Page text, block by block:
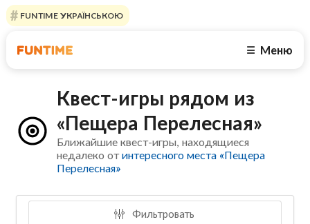
FUNTIME УКРАЇНСЬКОЮ
☰ Меню
Квест-игры рядом из
«Пещера Перелесная»
Ближайшие квест-игры, находящиеся
недалеко отинтересного места «Пещера
Перелесная»
Фильтровать